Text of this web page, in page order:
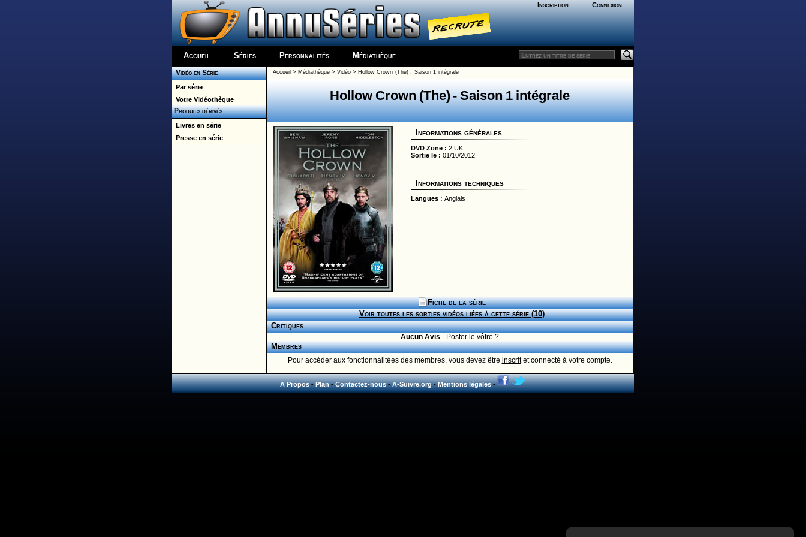
Inscription Connexion
Accueil Séries Personnalités Médiathèque
Vidéo en Série
Par série
Votre Vidéothèque
Produits dérivés
Livres en série
Presse en série
Accueil > Médiathèque> Vidéo> Hollow Crown (The): Saison 1 intégrale
Hollow Crown (The)- Saison 1 intégrale
Informations générales
DVD Zone : 2 UK
Sortie le : 01/10/2012
Informations techniques
Langues : Anglais
Fiche de la série
Voir toutes les sorties vidéos liées à cette série (10)
Critiques
Aucun Avis - Poster le vôtre ?
Membres
Pour accéder aux fonctionnalitées des membres, vous devez être inscritet connecté à votre compte.
A Propos-Plan-Contactez-nous-A-Suivre.org-Mentions légales-